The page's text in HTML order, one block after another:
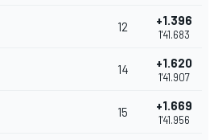
12 +1.396
1'41.683
14 +1.620
1'41.907
15 +1.669
1'41.956